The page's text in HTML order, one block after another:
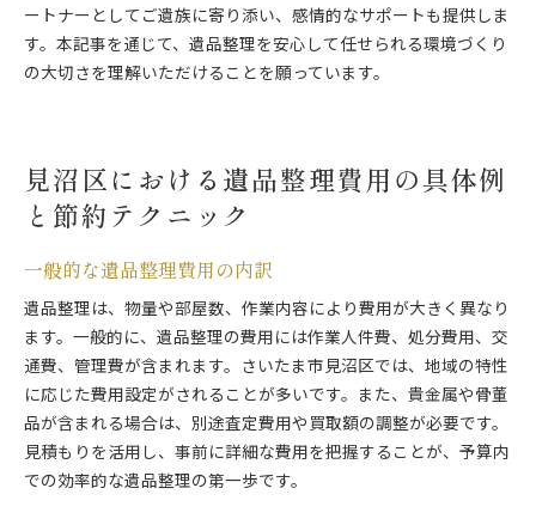
ートナーとしてご遺族に寄り添い、感情的なサポートも提供しま
す。本記事を通じて、遺品整理を安心して任せられる環境づくり
の大切さを理解いただけることを願っています。
見沼区における遺品整理費用の具体例
と節約テクニック
一般的な遺品整理費用の内訳
遺品整理は、物量や部屋数、作業内容により費用が大きく異なり
ます。一般的に、遺品整理の費用には作業人件費、処分費用、交
通費、管理費が含まれます。さいたま市見沼区では、地域の特性
に応じた費用設定がされることが多いです。また、貴金属や骨董
品が含まれる場合は、別途査定費用や買取額の調整が必要です。
見積もりを活用し、事前に詳細な費用を把握することが、予算内
での効率的な遺品整理の第一歩です。